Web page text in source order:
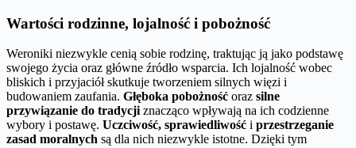
Wartości rodzinne, lojalność i pobożność
Weroniki niezwykle cenią sobie rodzinę, traktując ją jako podstawę
swojego życia oraz główne źródło wsparcia. Ich lojalność wobec
bliskich i przyjaciół skutkuje tworzeniem silnych więzi i
budowaniem zaufania. Głęboka pobożność oraz silne
przywiązanie do tradycji znacząco wpływają na ich codzienne
wybory i postawę. Uczciwość, sprawiedliwość i przestrzeganie
zasad moralnych są dla nich niezwykle istotne. Dzięki tym